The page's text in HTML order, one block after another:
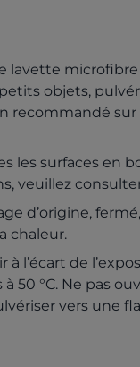
lavette
objets,
recommandé sur
les surfaces en
veuillez
d’origine, fermé,
chaleur.
à l’écart de
50 °C. Ne pas
vers une